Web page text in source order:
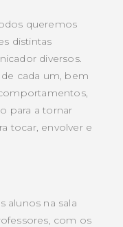
queremos
distintas
diversos.
de cada um, bem
para a tornar
tocar, envolver e
alunos na sala
com os